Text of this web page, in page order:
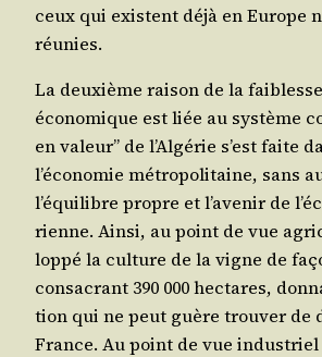
ceux qui existent déjà en Europe
réunies.
La deuxième rai­son de la
éco­no­mique est liée au sys­tème
en valeur” de l’Al­gé­rie s’est faite
l’é­co­no­mie métro­po­li­taine, sans
l’é­qui­libre propre et l’a­ve­nir de
rienne. Ain­si, au point de vue
lop­pé la culture de la vigne de
consa­crant 390 000 hec­tares,
tion qui ne peut guère trou­ver de
France. Au point de vue